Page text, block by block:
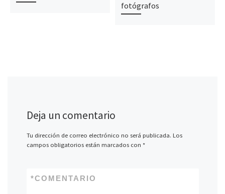
fotógrafos
Deja un comentario
Tu dirección de correo electrónico no será publicada. Los
campos obligatorios están marcados con *
COMENTARIO
*